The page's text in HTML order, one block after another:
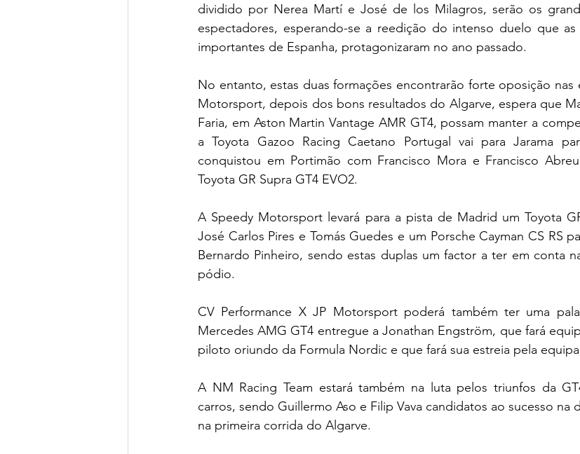
dividido por Nerea Martí e José de los Milagros, serão os
espectadores, esperando-se a reedição do intenso duelo que as
importantes de Espanha, protagonizaram no ano passado.
No entanto, estas duas formações encontrarão forte oposição nas
Motorsport, depois dos bons resultados do Algarve, espera que
Faria, em Aston Martin Vantage AMR GT4, possam manter a
a Toyota Gazoo Racing Caetano Portugal vai para Jarama
conquistou em Portimão com Francisco Mora e Francisco
Toyota GR Supra GT4 EVO2.
A Speedy Motorsport levará para a pista de Madrid um Toyota
José Carlos Pires e Tomás Guedes e um Porsche Cayman CS RS
Bernardo Pinheiro, sendo estas duplas um factor a ter em conta
pódio.
CV Performance X JP Motorsport poderá também ter uma
Mercedes AMG GT4 entregue a Jonathan Engström, que fará
piloto oriundo da Formula Nordic e que fará sua estreia pela equipa
A NM Racing Team estará também na luta pelos triunfos da
carros, sendo Guillermo Aso e Filip Vava candidatos ao sucesso na
na primeira corrida do Algarve.